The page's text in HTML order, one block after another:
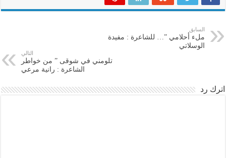
السابق
ملء أحلامي ”… للشاعرة : مفيدة
الوسلاتي
التالي
تلومني في شوقى ” من خواطر
الشاعرة : رانية مرعي
اترك رد